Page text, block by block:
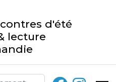
d'été
lecture